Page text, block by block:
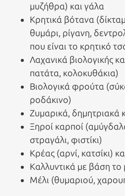
μυζήθρα) και γάλα
Κρητικά βότανα
θυμάρι, ρίγανη,
που είναι το κρητικό
Λαχανικά βιολογικής
πατάτα, κολοκυθάκια)
Βιολογικά φρούτα
ροδάκινο)
Ζυμαρικά, δημητριακά
Ξηροί καρποί
στραγάλι, φιστίκι)
Κρέας (αρνί, κατσίκι)
Καλλυντικά με βάση το
Μέλι (θυμαριού,